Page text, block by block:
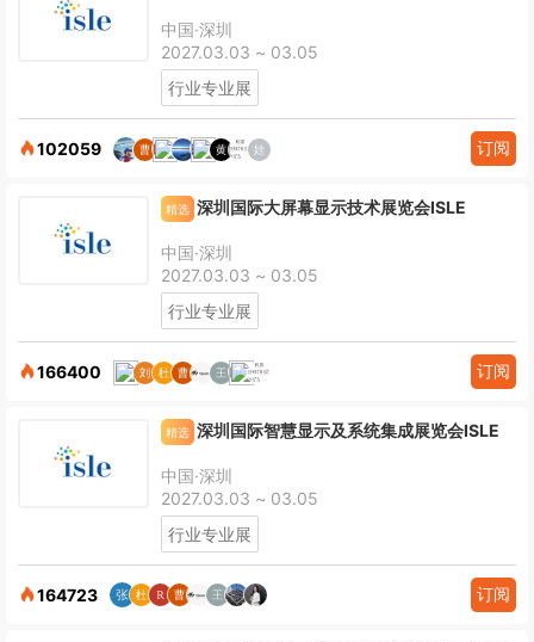
中国·深圳
2027.03.03 ~ 03.05
行业专业展
102059 订阅
精选 深圳国际大屏幕显示技术展览会ISLE
中国·深圳
2027.03.03 ~ 03.05
行业专业展
166400 订阅
精选 深圳国际智慧显示及系统集成展览会ISLE
中国·深圳
2027.03.03 ~ 03.05
行业专业展
164723 订阅